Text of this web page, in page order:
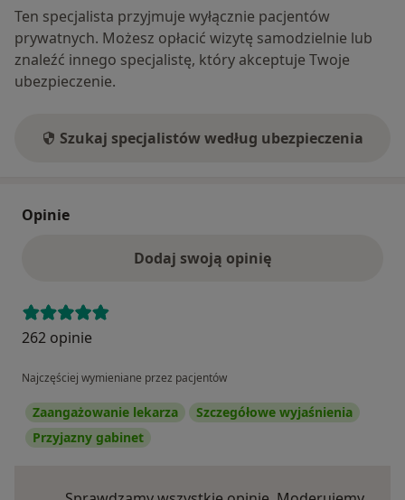
Ten specjalista przyjmuje wyłącznie pacjentów
prywatnych. Możesz opłacić wizytę samodzielnie lub
znaleźć innego specjalistę, który akceptuje Twoje
ubezpieczenie.
Szukaj specjalistów według ubezpieczenia
Opinie
Dodaj swoją opinię
262 opinie
Najczęściej wymieniane przez pacjentów
Zaangażowanie lekarza
Szczegółowe wyjaśnienia
Przyjazny gabinet